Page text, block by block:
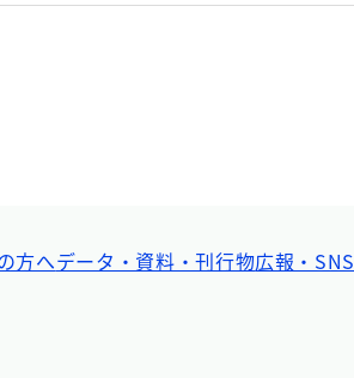
方へデータ・資料・刊行物広報・SNS